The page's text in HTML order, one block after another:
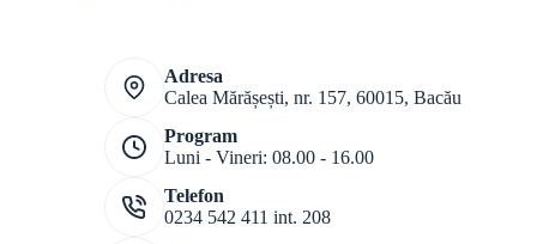
Adresa
Calea Mărășești, nr. 157, 60015, Bacău
Program
Luni - Vineri: 08.00 - 16.00
Telefon
0234 542 411 int. 208